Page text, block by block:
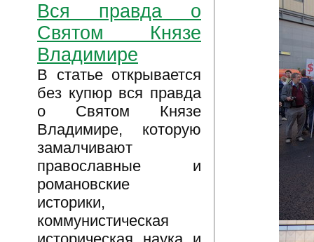
Вся правда о
Святом Князе
Владимире
В статье открывается
без купюр вся правда
о Святом Князе
Владимире, которую
замалчивают
православные и
романовские
историки,
коммунистическая